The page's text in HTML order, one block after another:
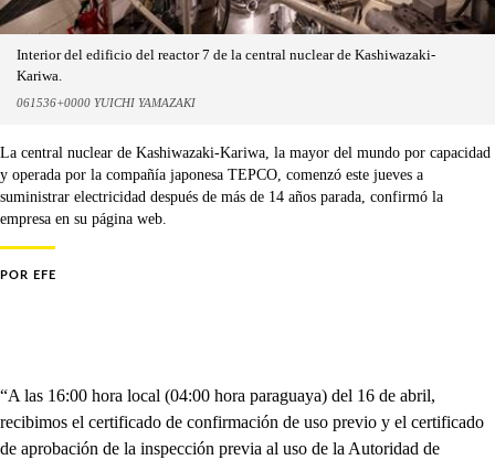
Interior del edificio del reactor 7 de la central nuclear de Kashiwazaki-
Kariwa.
061536+0000 YUICHI YAMAZAKI
La central nuclear de Kashiwazaki-Kariwa, la mayor del mundo por capacidad
y operada por la compañía japonesa TEPCO, comenzó este jueves a
suministrar electricidad después de más de 14 años parada, confirmó la
empresa en su página web.
POR EFE
“A las 16:00 hora local (04:00 hora paraguaya) del 16 de abril,
recibimos el certificado de confirmación de uso previo y el certificado
de aprobación de la inspección previa al uso de la Autoridad de